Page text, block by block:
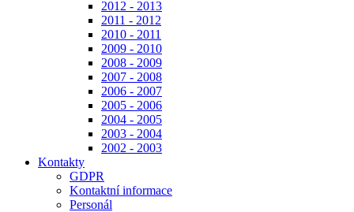
2012 - 2013
2011 - 2012
2010 - 2011
2009 - 2010
2008 - 2009
2007 - 2008
2006 - 2007
2005 - 2006
2004 - 2005
2003 - 2004
2002 - 2003
Kontakty
GDPR
Kontaktní informace
Personál